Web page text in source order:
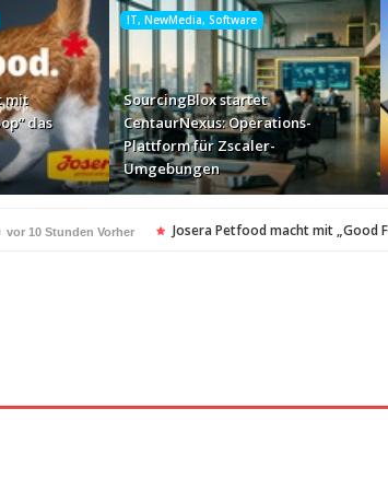
mit
das
IT, NewMedia, Software
SourcingBlox startet
CentaurNexus: Operations-
Plattform für Zscaler-
Umgebungen
vor 10 Stunden Vorher Josera Petfood macht mit „Good
AI-Projekten
Bayerischen Bio-Erlebnistagen